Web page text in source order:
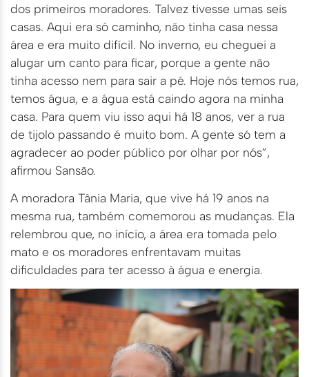
dos primeiros moradores. Talvez tivesse umas seis
casas. Aqui era só caminho, não tinha casa nessa
área e era muito difícil. No inverno, eu cheguei a
alugar um canto para ficar, porque a gente não
tinha acesso nem para sair a pé. Hoje nós temos rua,
temos água, e a água está caindo agora na minha
casa. Para quem viu isso aqui há 18 anos, ver a rua
de tijolo passando é muito bom. A gente só tem a
agradecer ao poder público por olhar por nós”,
afirmou Sansão.
A moradora Tânia Maria, que vive há 19 anos na
mesma rua, também comemorou as mudanças. Ela
relembrou que, no início, a área era tomada pelo
mato e os moradores enfrentavam muitas
dificuldades para ter acesso à água e energia.